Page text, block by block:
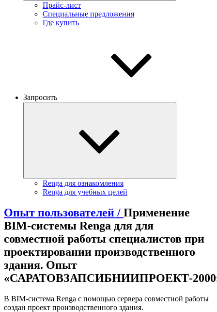
Прайс-лист
Специальные предложения
Где купить
Запросить
Renga для ознакомления
Renga для учебных целей
Опыт пользователей / Применение
BIM-системы Renga для для
совместной работы специалистов при
проектировании производственного
здания. Опыт
«САРАТОВЗАПСИБНИИПРОЕКТ-
В BIM-система Renga с помощью сервера совместной работы
создан проект производственного здания.